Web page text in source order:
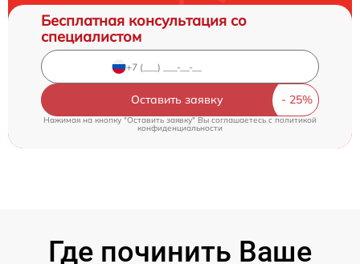
Бесплатная консультация со
специалистом
Оставить заявку
Нажимая на кнопку "Оставить заявку" Вы соглашаетесь c политикой
конфиденциальности
Где починить Ваше